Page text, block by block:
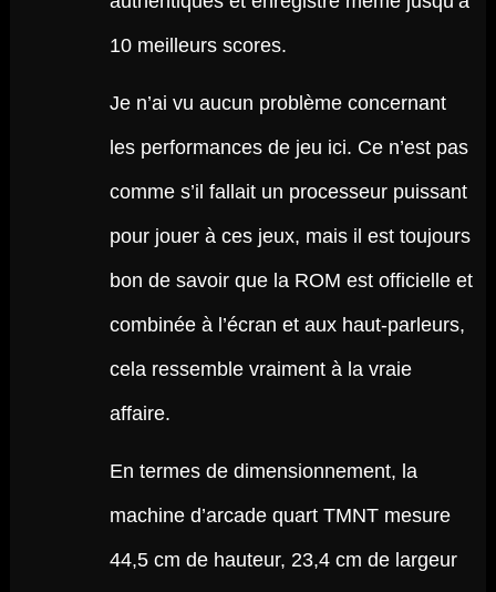
10 meilleurs scores.
Je n’ai vu aucun problème concernant
les performances de jeu ici. Ce n’est pas
comme s’il fallait un processeur puissant
pour jouer à ces jeux, mais il est toujours
bon de savoir que la ROM est officielle et
combinée à l’écran et aux haut-parleurs,
cela ressemble vraiment à la vraie
affaire.
En termes de dimensionnement, la
machine d’arcade quart TMNT mesure
44,5 cm de hauteur, 23,4 cm de largeur